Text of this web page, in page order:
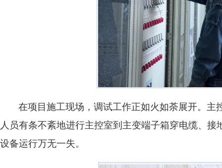
在项目施工现场，调试工作正如火如荼展开。
人员有条不紊地进行主控室到主变端子箱穿电缆、
设备运行万无一失。